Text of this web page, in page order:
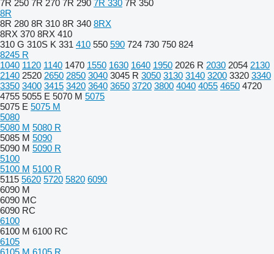
7R 250 7R 270 7R 290 7R 330 7R 350
8R
8R 280 8R 310 8R 340 8RX
8RX 370 8RX 410
310 G 310S K 331 410 550 590 724 730 750 824
8245 R
1040 1120 1140 1470 1550 1630 1640 1950 2026 R 2030 2054 2130
2140 2520 2650 2850 3040 3045 R 3050 3130 3140 3200 3320 3340
3350 3400 3415 3420 3640 3650 3720 3800 4040 4055 4650 4720
4755 5055 E 5070 M 5075
5075 E 5075 M
5080
5080 M 5080 R
5085 M 5090
5090 M 5090 R
5100
5100 M 5100 R
5115 5620 5720 5820 6090
6090 M
6090 MC
6090 RC
6100
6100 M 6100 RC
6105
6105 M 6105 R